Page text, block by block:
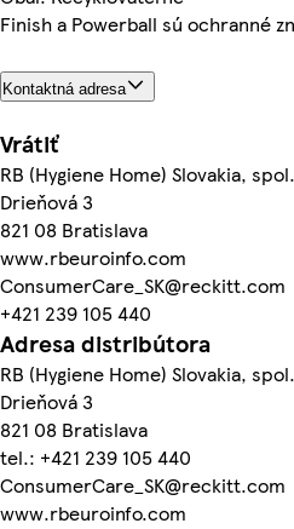
Finish a Powerball sú ochranné
Kontaktná adresa
Vrátiť
RB (Hygiene Home) Slovakia,
Drieňová 3
821 08 Bratislava
www.rbeuroinfo.com
ConsumerCare_SK@reckitt.com
+421 239 105 440
Adresa distribútora
RB (Hygiene Home) Slovakia,
Drieňová 3
821 08 Bratislava
tel.: +421 239 105 440
ConsumerCare_SK@reckitt.com
www.rbeuroinfo.com